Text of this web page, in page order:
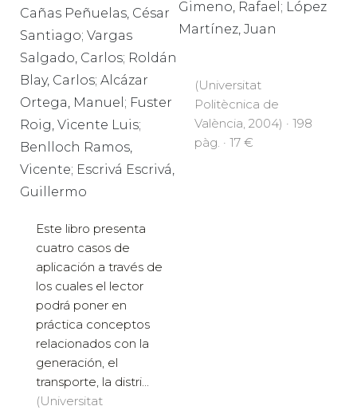
Cañas Peñuelas, César
Santiago; Vargas
Salgado, Carlos; Roldán
Blay, Carlos; Alcázar
Ortega, Manuel; Fuster
Roig, Vicente Luis;
Benlloch Ramos,
Vicente; Escrivá Escrivá,
Guillermo
Este libro presenta
cuatro casos de
aplicación a través de
los cuales el lector
podrá poner en
práctica conceptos
relacionados con la
generación, el
transporte, la distri...
(Universitat
Gimeno, Rafael; López
Martínez, Juan
(Universitat
Politècnica de
València, 2004) · 198
pàg. · 17 €